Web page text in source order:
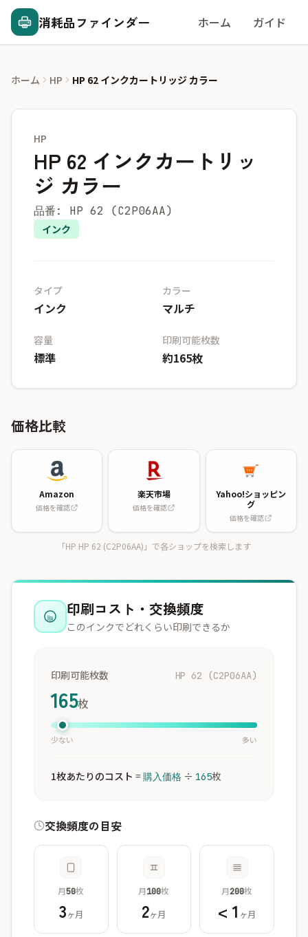
消耗品ファインダー ホーム ガイド
ホーム HP HP 62 インクカートリッジ カラー
HP
HP 62 インクカートリッ
ジ カラー
品番: HP 62 (C2P06AA)
インク
タイプ
インク
カラー
マルチ
容量
標準
印刷可能枚数
約165枚
価格比較
Amazon
価格を確認
楽天市場
価格を確認
Yahoo!ショッピン
グ
価格を確認
「HP HP 62 (C2P06AA)」で各ショップを検索します
印刷コスト・交換頻度
このインクでどれくらい印刷できるか
印刷可能枚数
165枚
HP 62 (C2P06AA)
少ない 多い
1枚あたりのコスト =購入価格 ÷ 165枚
交換頻度の目安
月50枚
3ヶ月
月100枚
2ヶ月
月200枚
< 1 ヶ月